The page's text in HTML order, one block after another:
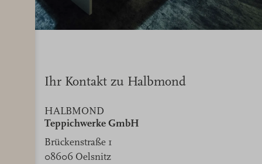
Ihr Kontakt zu Halbmond
HALBMOND
Teppichwerke GmbH
Brückenstraße 1
08606 Oelsnitz